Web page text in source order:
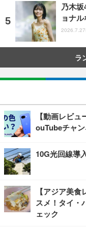
乃木
ョナ
ラ
【動画レビ
ouTubeチャ
10G光回線導
【アジア美
スメ！タイ・
ェック